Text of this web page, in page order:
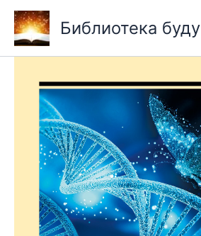
Перейти
содержимому
Библиотека